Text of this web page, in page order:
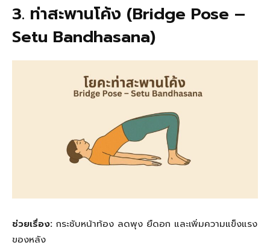
3. ท่าสะพานโค้ง (Bridge Pose –
Setu Bandhasana)
ช่วยเรื่อง: กระชับหน้าท้อง ลดพุง ยืดอก และเพิ่มความแข็งแรง
ของหลัง